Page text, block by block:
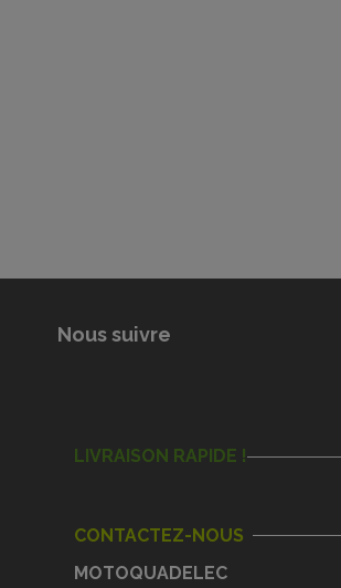
Nous suivre
LIVRAISON RAPIDE !
CONTACTEZ-NOUS
MOTOQUADELEC